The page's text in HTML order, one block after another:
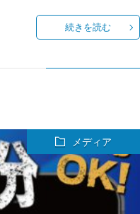
続きを読む
メディア